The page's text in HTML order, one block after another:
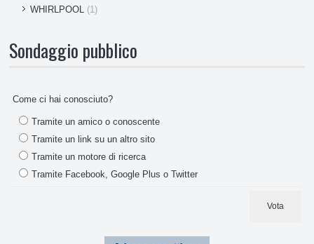
Schede
Temporizzatori
Termostati e termometri
Vaschette compressore
CUCINE E RISCALDAMENTO
WHIRLPOOL (1)
Sondaggio pubblico
Come ci hai conosciuto?
Tramite un amico o conoscente
Tramite un link su un altro sito
Tramite un motore di ricerca
Tramite Facebook, Google Plus o Twitter
Vota